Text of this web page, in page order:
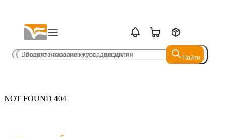
Найти
Найти
NOT FOUND 404